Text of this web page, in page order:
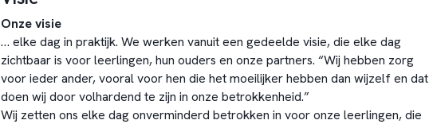
Onze visie
… elke dag in praktijk. We werken vanuit een gedeelde visie, die elke dag
zichtbaar is voor leerlingen, hun ouders en onze partners. “Wij hebben zorg
voor ieder ander, vooral voor hen die het moeilijker hebben dan wijzelf en dat
doen wij door volhardend te zijn in onze betrokkenheid.”
Wij zetten ons elke dag onverminderd betrokken in voor onze leerlingen, die